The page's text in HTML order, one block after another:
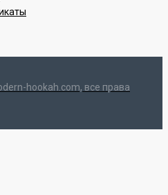
hookah.com, все права